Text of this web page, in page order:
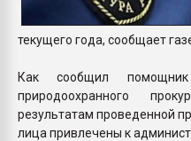
текущего года, сообщает
Как сообщил помощник
природоохранного
результатам проведенной
лица привлечены к